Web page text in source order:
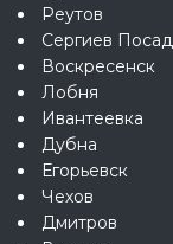
Реутов
Сергиев Посад
Воскресенск
Лобня
Ивантеевка
Дубна
Егорьевск
Чехов
Дмитров